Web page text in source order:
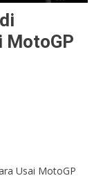
MotoGP
Usai MotoGP